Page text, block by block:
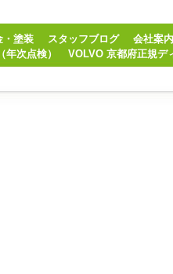
・塗装 スタッフブログ
会社案内
年次点検） VOLVO 京都府正規デ